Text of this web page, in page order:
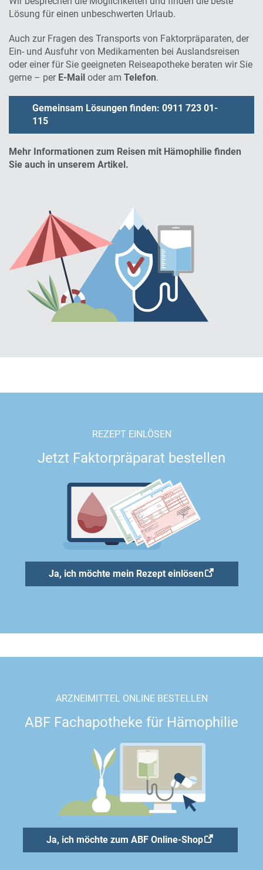
Lösung für einen unbeschwerten Urlaub.
Auch zur Fragen des Transports von Faktorpräparaten, der
Ein- und Ausfuhr von Medikamenten bei Auslandsreisen
oder einer für Sie geeigneten Reiseapotheke beraten wir Sie
gerne – per E-Mail oder am Telefon.
Gemeinsam Lösungen finden: 0911 723 01-
115
Mehr Informationen zum Reisen mit Hämophilie finden
Sie auch in unserem Artikel.
REZEPT EINLÖSEN
Jetzt Faktorpräparat bestellen
Ja, ich möchte mein Rezept einlösen
ARZNEIMITTEL ONLINE BESTELLEN
ABF Fachapotheke für Hämophilie
Ja, ich möchte zum ABF Online-Shop